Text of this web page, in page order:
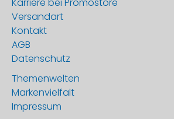
Versandart
Kontakt
AGB
Datenschutz
Themenwelten
Markenvielfalt
Impressum